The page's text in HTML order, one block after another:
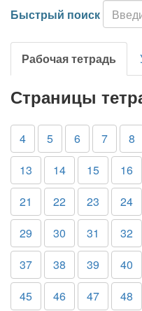
Быстрый поиск
Рабочая тетрадь
Страницы
4 5 6 7 8
13
14 15 16
21
22 23 24
29
30 31 32
37
38 39 40
45
46 47 48